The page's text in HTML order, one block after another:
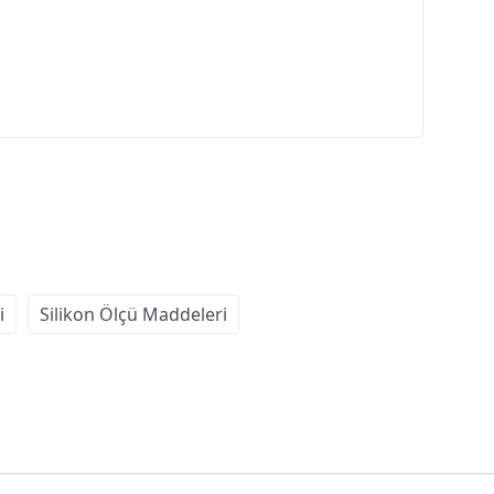
Silikon Ölçü Maddeleri